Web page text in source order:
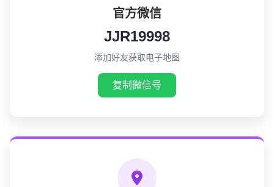
官方微信
JJR19998
添加好友获取电子地图
复制微信号